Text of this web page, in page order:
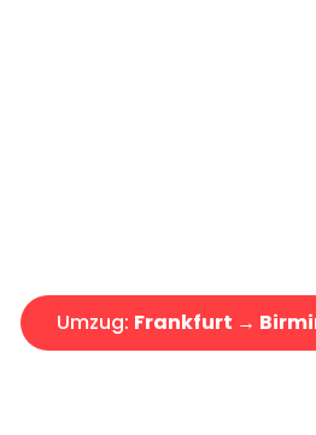
Umzug: Frankfurt →